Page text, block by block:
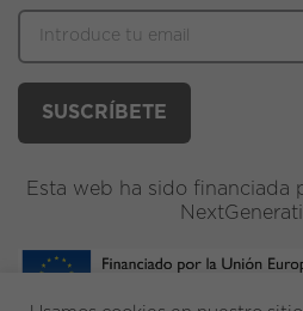
Esta web ha sido financiada